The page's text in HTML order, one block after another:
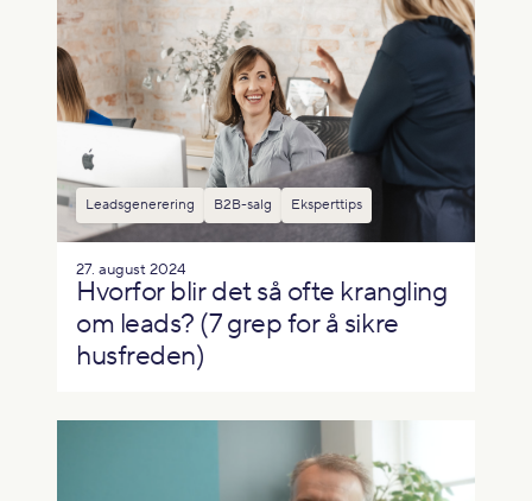
Leadsgenerering B2B-salg Eksperttips
27. august 2024
Hvorfor blir det så ofte krangling
om leads? (7 grep for å sikre
husfreden)